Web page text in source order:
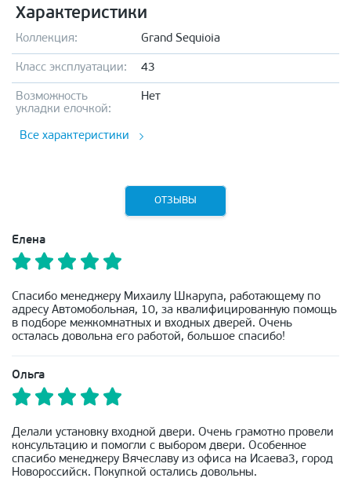
Характеристики
Коллекция: Grand Sequioia
Класс эксплуатации: 43
Возможность
укладки елочкой:
Нет
Все характеристики
ОТЗЫВЫ
Елена
Спасибо менеджеру Михаилу Шкарупа, работающему по
адресу Автомобольная, 10, за квалифицированную помощь
в подборе межкомнатных и входных дверей. Очень
осталась довольна его работой, большое спасибо!
Ольга
Делали установку входной двери. Очень грамотно провели
консультацию и помогли с выбором двери. Особенное
спасибо менеджеру Вячеславу из офиса на Исаева3, город
Новороссийск. Покупкой остались довольны.